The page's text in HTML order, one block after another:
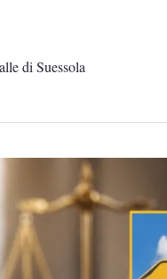
di Suessola